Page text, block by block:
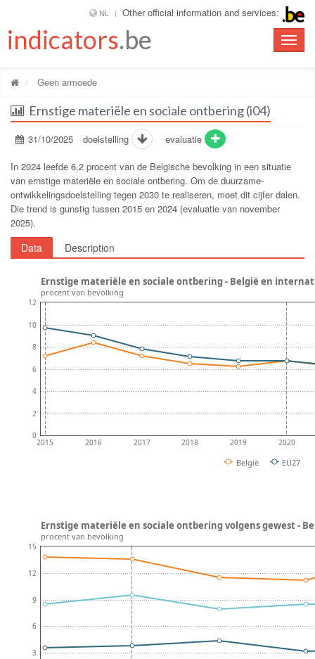
NL Other official information and services:
Toggle
indicators.be
Geen armoede
Ernstige materiële en sociale ontbering (i04)
31/10/2025 doelstelling evaluatie
In 2024 leefde 6,2 procent van de Belgische bevolking in een situatie
van ernstige materiële en sociale ontbering. Om de duurzame-
ontwikkelingsdoelstelling tegen 2030 te realiseren, moet dit cijfer dalen.
Die trend is gunstig tussen 2015 en 2024 (evaluatie van november
2025).
Data Description
2015 2016 2017 2018 2019 2020
0
2
4
6
8
10
12
België EU27
Ernstige materiële en sociale
procent van bevolking
3
6
9
12
15
Ernstige materiële en sociale ontbering volgens gewest -
procent van bevolking